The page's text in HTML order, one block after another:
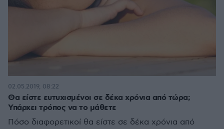
Θα είστε ευτυχισμένοι σε δέκα χρόνια από τώρα;
Υπάρχει τρόπος να το μάθετε
Πόσο διαφορετικοί θα είστε σε δέκα χρόνια από
02.05.2019, 08:22